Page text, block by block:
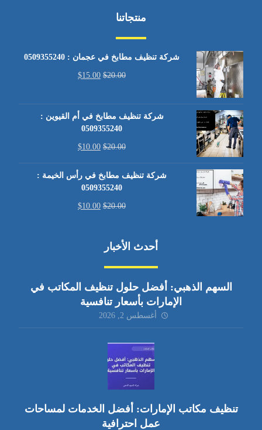
منتجاتنا
شركة تنظيف مطابخ في عجمان : 0509355240
$20.00
$15.00
شركة تنظيف مطابخ في أم القيوين :
0509355240
$20.00
$10.00
شركة تنظيف مطابخ في رأس الخيمة :
0509355240
$20.00
$10.00
أحدث الأخبار
السهم الذهبي: أفضل حلول تنظيف المكاتب في
الإمارات بأسعار تنافسية
أغسطس 2, 2026
تنظيف مكاتب الإمارات: أفضل الخدمات لمساحات
عمل احترافية